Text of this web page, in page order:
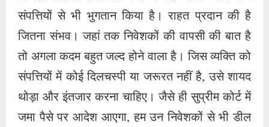
संपत्तियों से भी भुगतान किया है। राहत प्रदान की है
जितना संभव। जहां तक ​​निवेशकों की वापसी की बात है
तो अगला कदम बहुत जल्द होने वाला है। जिस व्यक्ति को
संपत्तियों में कोई दिलचस्पी या जरूरत नहीं है, उसे शायद
थोड़ा और इंतजार करना चाहिए। जैसे ही सुप्रीम कोर्ट में
जमा पैसे पर आदेश आएगा, हम उन निवेशकों से भी डील